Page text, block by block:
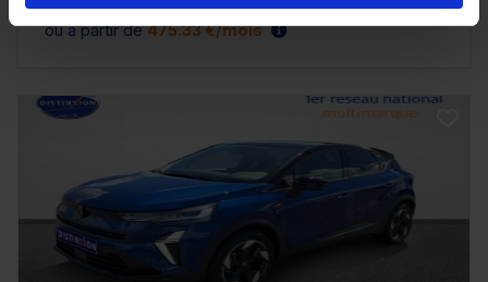
ou à partir de475.33 €/mois